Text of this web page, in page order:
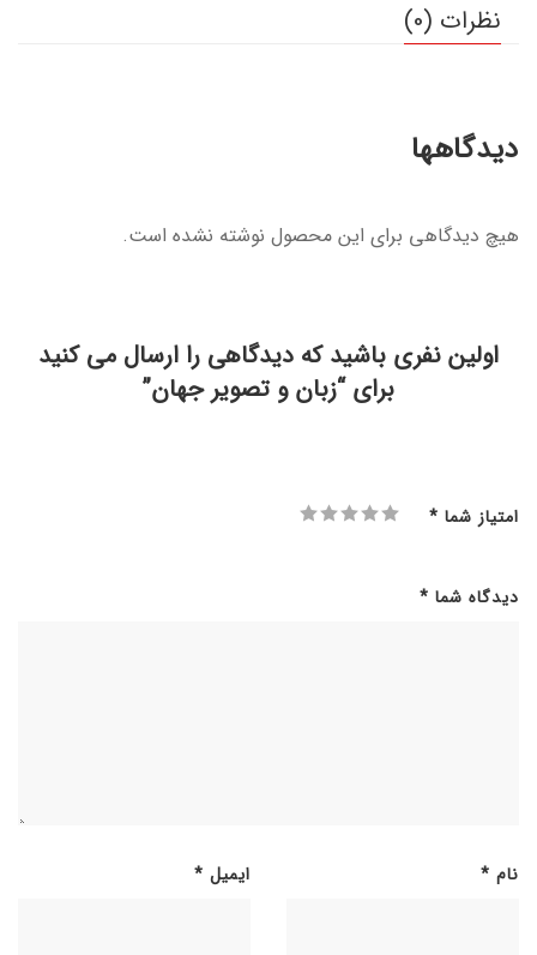
نظرات (0)
دیدگاهها
هیچ دیدگاهی برای این محصول نوشته نشده است.
اولین نفری باشید که دیدگاهی را ارسال می کنید
برای “زبان و تصویر جهان”
امتیاز شما *
دیدگاه شما *
نام * ایمیل *